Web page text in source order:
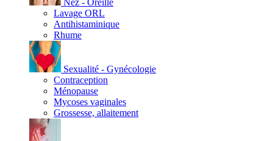
Nez - Oreille
Lavage ORL
Antihistaminique
Rhume
Sexualité - Gynécologie
Contraception
Ménopause
Mycoses vaginales
Grossesse, allaitement